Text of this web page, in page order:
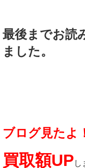
最後までお読
ました。
ブログ見たよ
買取額UP